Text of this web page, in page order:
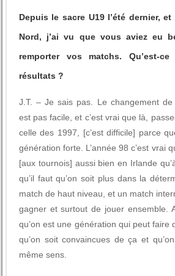
Depuis le sacre U19 l’été dernier,
Nord, j’ai vu que vous aviez eu
remporter vos matchs. Qu’est-
résultats ?
J.T. – Je sais pas. Le changement
est pas facile, et c’est vrai que là,
celle des 1997, [c’est difficile] parce
génération forte. L’année 98 c’est vrai
[aux tournois] aussi bien en Irlande
qu’il faut qu’on soit plus dans la
match de haut niveau, et un match
gagner et surtout de jouer ensemble.
qu’on est une génération qui peut faire
qu’on soit convaincues de ça et
même sens.